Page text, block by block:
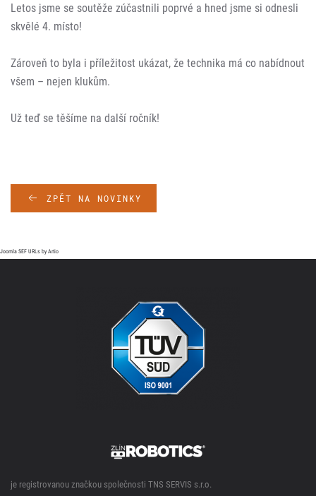
Letos jsme se soutěže zúčastnili poprvé a hned jsme si odnesli
skvělé 4. místo!
Zároveň to byla i příležitost ukázat, že technika má co nabídnout
všem – nejen klukům.
Už teď se těšíme na další ročník!
ZPĚT NA NOVINKY
Joomla SEF URLs by Artio
je registrovanou značkou společnosti TNS SERVIS s.r.o.